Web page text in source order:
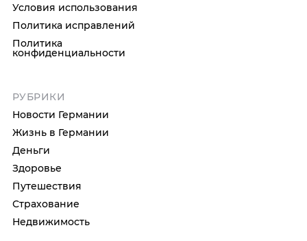
Условия использования
Политика исправлений
Политика
конфиденциальности
РУБРИКИ
Новости Германии
Жизнь в Германии
Деньги
Здоровье
Путешествия
Страхование
Недвижимость